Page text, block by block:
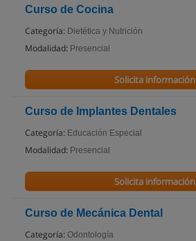
Curso de Cocina
Categoría: Dietética y Nutrición
Modalidad: Presencial
Solicita información
Curso de Implantes Dentales
Categoría: Educación Especial
Modalidad: Presencial
Solicita información
Curso de Mecánica Dental
Categoría: Odontología